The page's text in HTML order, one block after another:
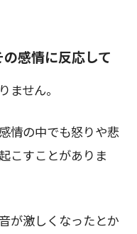
感情に反応して
ません。
情の中でも怒りや悲
こすことがありま
が激しくなったとか